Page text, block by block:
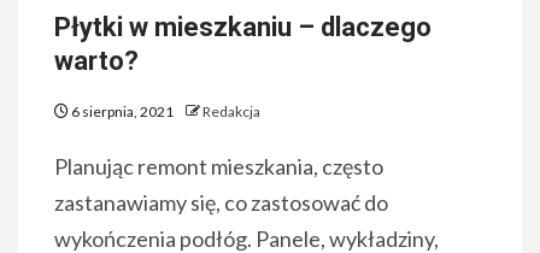
Płytki w mieszkaniu – dlaczego
warto?
6 sierpnia, 2021 Redakcja
Planując remont mieszkania, często
zastanawiamy się, co zastosować do
wykończenia podłóg. Panele, wykładziny,